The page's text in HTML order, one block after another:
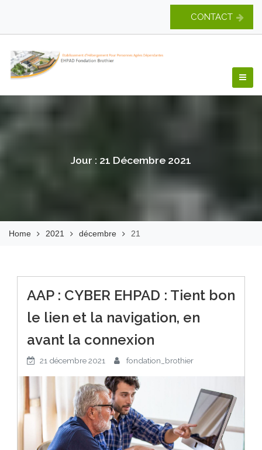
content
CONTACT
Brothier
Jour : 21 Décembre 2021
Home 2021 décembre 21
AAP : CYBER EHPAD : Tient bon
le lien et la navigation, en
avant la connexion
21 décembre 2021 fondation_brothier